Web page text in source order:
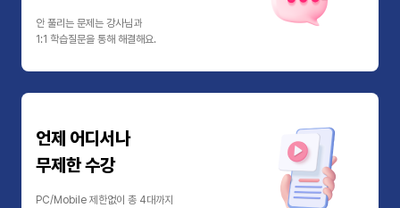
안 풀리는 문제는 강사님과
1:1 학습질문을 통해 해결해요.
언제 어디서나
무제한 수강
PC/Mobile 제한없이 총 4대까지